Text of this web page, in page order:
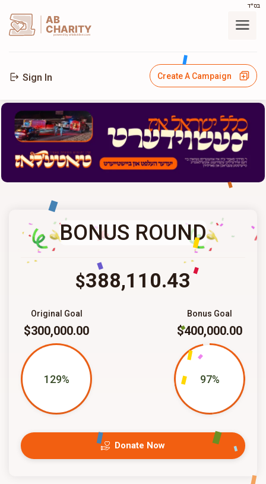
בס"ד
AB
CHARITY
powerd by ahblicklive.com
Sign In Create A Campaign
BONUS ROUND
$388,110.43
Bonus Goal
$400,000.00
97%
Original Goal
$300,000.00
129%
Donate Now